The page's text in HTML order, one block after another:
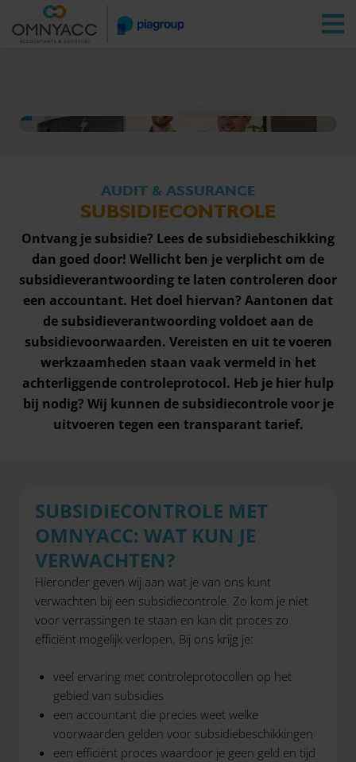
Vestigingen Zoeken
AUDIT & ASSURANCE
SUBSIDIECONTROLE
Ontvang je subsidie? Lees de subsidiebeschikking
dan goed door! Wellicht ben je verplicht om de
subsidieverantwoording te laten controleren door
een accountant. Het doel hiervan? Aantonen dat
de subsidieverantwoording voldoet aan de
subsidievoorwaarden. Vereisten en uit te voeren
werkzaamheden staan vaak vermeld in het
achterliggende controleprotocol. Heb je hier hulp
bij nodig? Wij kunnen de subsidiecontrole voor je
uitvoeren tegen een transparant tarief.
SUBSIDIECONTROLE MET
OMNYACC: WAT KUN JE
VERWACHTEN?
Hieronder geven wij aan wat je van ons kunt
verwachten bij een subsidiecontrole. Zo kom je niet
voor verrassingen te staan en kan dit proces zo
efficiënt mogelijk verlopen. Bij ons krijg je:
veel ervaring met controleprotocollen op het
gebied van subsidies
een accountant die precies weet welke
voorwaarden gelden voor subsidiebeschikkingen
een efficiënt proces waardoor je geen geld en tijd